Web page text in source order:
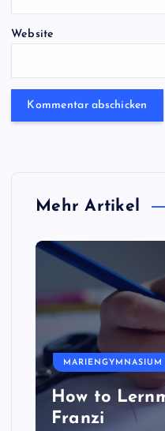
Website
Mehr Artikel
MARIENGYMNASIUM
How to
Franzi